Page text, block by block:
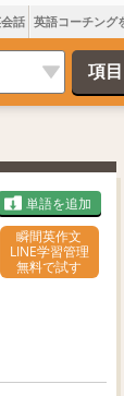
話 英語コーチング
単語を追加
瞬間英作文
LINE学習管理
無料で試す